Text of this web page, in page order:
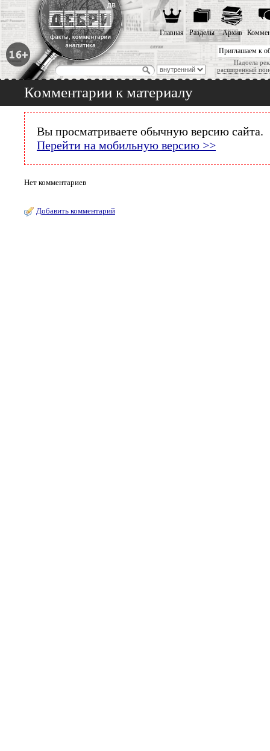
Приглашаем к
Надоела
расширенный
Главная Разделы Архив
Комментарии к материалу
Вы просматриваете обычную версию сайта.
Перейти на мобильную версию >>
Нет комментариев
Добавить комментарий